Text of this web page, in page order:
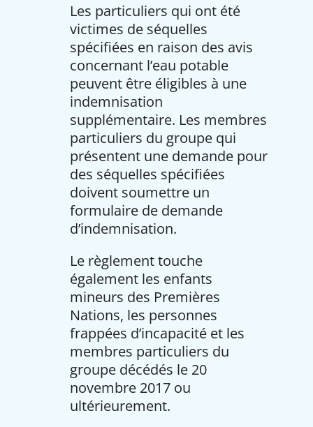
Les particuliers qui ont été
victimes de séquelles
spécifiées en raison des avis
concernant l’eau potable
peuvent être éligibles à une
indemnisation
supplémentaire. Les membres
particuliers du groupe qui
présentent une demande pour
des séquelles spécifiées
doivent soumettre un
formulaire de demande
d’indemnisation.
Le règlement touche
également les enfants
mineurs des Premières
Nations, les personnes
frappées d’incapacité et les
membres particuliers du
groupe décédés le 20
novembre 2017 ou
ultérieurement.